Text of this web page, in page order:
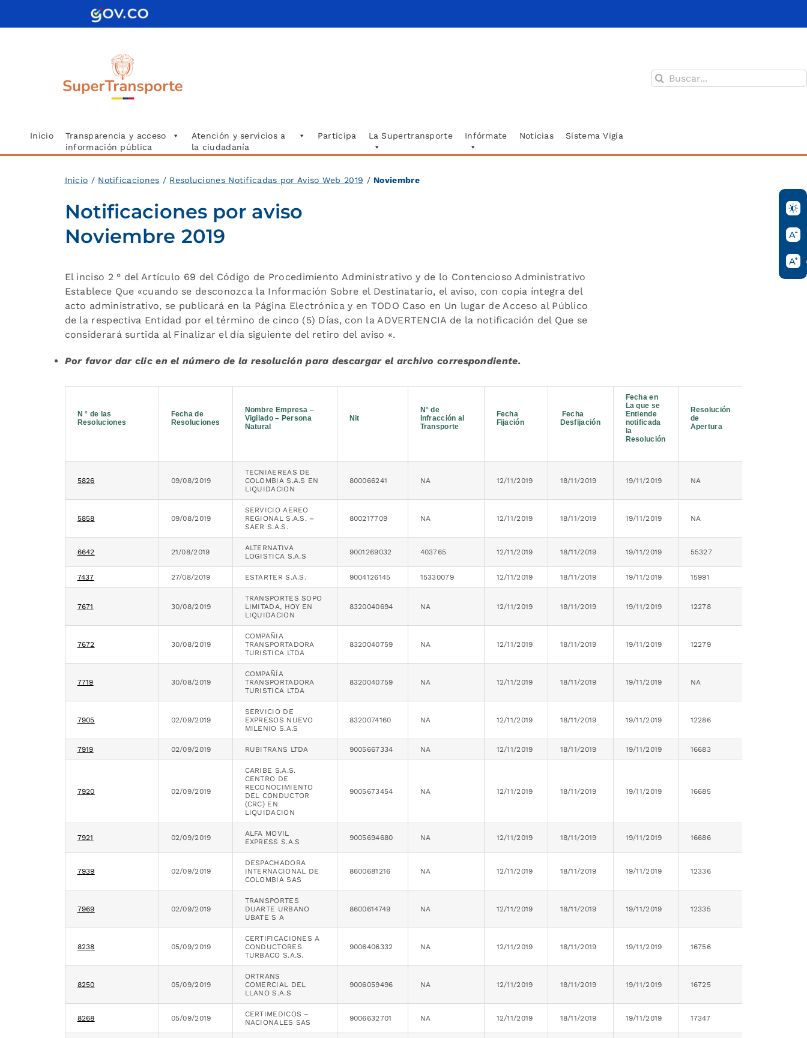
Buscar:
Inicio
Transparencia y acceso
información pública
Atención y servicios a
la ciudadanía
Participa La Supertransporte Infórmate Noticias Sistema Vigía
Inicio / Notificaciones / Resoluciones Notificadas por Aviso Web 2019 / Noviembre
Notificaciones por aviso
Noviembre 2019
El inciso 2 ° del Artículo 69 del Código de Procedimiento Administrativo y de lo Contencioso Administrativo
Establece Que «cuando se desconozca la Información Sobre el Destinatario, el aviso, con copia íntegra del
acto administrativo, se publicará en la Página Electrónica y en TODO Caso en Un lugar de Acceso al Público
de la respectiva Entidad por el término de cinco (5) Días, con la ADVERTENCIA de la notificación del Que se
considerará surtida al Finalizar el día siguiente del retiro del aviso «.
Por favor dar clic en el número de la resolución para descargar el archivo correspondiente.
N ° de las
Resoluciones
Fecha de
Resoluciones
Nombre Empresa –
Vigilado – Persona
Natural
Nit
N° de
Infracción al
Transporte
Fecha
Fijación
Fecha
Desfijación
Fecha en
La que se
Entiende
notificada
la
Resolución
Resolución
de
Apertura
5826 09/08/2019
TECNIAEREAS DE
COLOMBIA S.A.S EN
LIQUIDACION
800066241 NA 12/11/2019 18/11/2019 19/11/2019 NA
5858 09/08/2019
SERVICIO AEREO
REGIONAL S.A.S. –
SAER S.A.S.
800217709 NA 12/11/2019 18/11/2019 19/11/2019 NA
6642 21/08/2019
ALTERNATIVA
LOGISTICA S.A.S
9001269032 403765 12/11/2019 18/11/2019 19/11/2019 55327
7437 27/08/2019 ESTARTER S.A.S. 9004126145 15330079 12/11/2019 18/11/2019 19/11/2019 15991
7671 30/08/2019
TRANSPORTES SOPO
LIMITADA, HOY EN
LIQUIDACION
8320040694 NA 12/11/2019 18/11/2019 19/11/2019 12278
7672 30/08/2019
COMPAÑIA
TRANSPORTADORA
TURISTICA LTDA
8320040759 NA 12/11/2019 18/11/2019 19/11/2019 12279
7719 30/08/2019
COMPAÑÍA
TRANSPORTADORA
TURISTICA LTDA
8320040759 NA 12/11/2019 18/11/2019 19/11/2019 NA
7905 02/09/2019
SERVICIO DE
EXPRESOS NUEVO
MILENIO S.A.S
8320074160 NA 12/11/2019 18/11/2019 19/11/2019 12286
7919 02/09/2019 RUBITRANS LTDA 9005667334 NA 12/11/2019 18/11/2019 19/11/2019 16683
7920 02/09/2019
CARIBE S.A.S.
CENTRO DE
RECONOCIMIENTO
DEL CONDUCTOR
(CRC) EN
LIQUIDACION
9005673454 NA 12/11/2019 18/11/2019 19/11/2019 16685
7921 02/09/2019
ALFA MOVIL
EXPRESS S.A.S
9005694680 NA 12/11/2019 18/11/2019 19/11/2019 16686
7939 02/09/2019
DESPACHADORA
INTERNACIONAL DE
COLOMBIA SAS
8600681216 NA 12/11/2019 18/11/2019 19/11/2019 12336
7969 02/09/2019
TRANSPORTES
DUARTE URBANO
UBATE S A
8600614749 NA 12/11/2019 18/11/2019 19/11/2019 12335
8238 05/09/2019
CERTIFICACIONES A
CONDUCTORES
TURBACO S.A.S.
9006406332 NA 12/11/2019 18/11/2019 19/11/2019 16756
8250 05/09/2019
ORTRANS
COMERCIAL DEL
LLANO S.A.S
9006059496 NA 12/11/2019 18/11/2019 19/11/2019 16725
8268 05/09/2019
CERTIMEDICOS –
NACIONALES SAS
9006632701 NA 12/11/2019 18/11/2019 19/11/2019 17347